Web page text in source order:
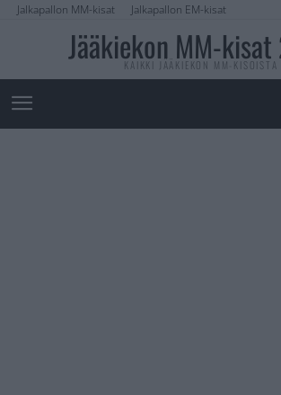
Jalkapallon MM-kisat Jalkapallon EM-kisat
Jääkiekon MM-
KAIKKI JÄÄKIEKON MM-KISOISTA